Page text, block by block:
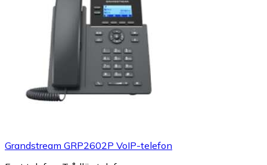
Grandstream GRP2602P VoIP-telefon